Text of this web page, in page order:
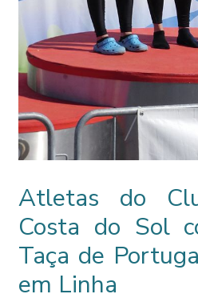
Atletas do
Costa do Sol
Taça de
em Linha